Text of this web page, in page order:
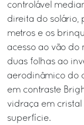
controlável
direita do solário,
metros e os
acesso ao vão
duas folhas ao
aerodinâmico do
em contraste
vidraça em
superfície.